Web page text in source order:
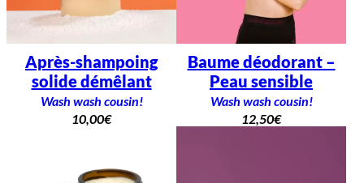
Après-shampoing
solide démêlant
Wash wash cousin!
10,00€
Baume déodorant –
Peau sensible
Wash wash cousin!
12,50€